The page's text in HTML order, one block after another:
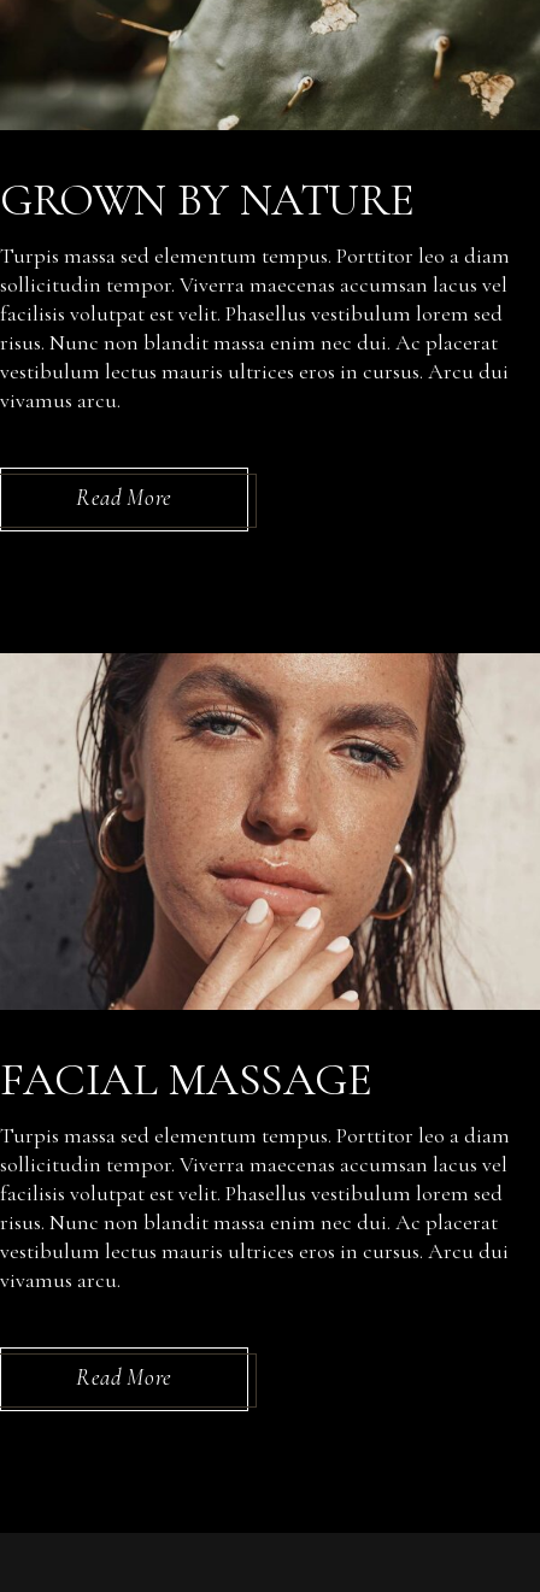
GROWN BY NATURE
Turpis massa sed elementum tempus. Porttitor leo a diam
sollicitudin tempor. Viverra maecenas accumsan lacus vel
facilisis volutpat est velit. Phasellus vestibulum lorem sed
risus. Nunc non blandit massa enim nec dui. Ac placerat
vestibulum lectus mauris ultrices eros in cursus. Arcu dui
vivamus arcu.
Read More
FACIAL MASSAGE
Turpis massa sed elementum tempus. Porttitor leo a diam
sollicitudin tempor. Viverra maecenas accumsan lacus vel
facilisis volutpat est velit. Phasellus vestibulum lorem sed
risus. Nunc non blandit massa enim nec dui. Ac placerat
vestibulum lectus mauris ultrices eros in cursus. Arcu dui
vivamus arcu.
Read More